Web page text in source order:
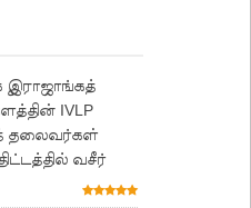
இராஜாங்கத்
IVLP
தலைவர்கள்
வசீர்